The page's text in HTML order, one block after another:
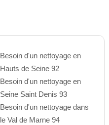
Besoin d'un nettoyage en
Hauts de Seine 92
Besoin d'un nettoyage en
Seine Saint Denis 93
Besoin d'un nettoyage dans
le Val de Marne 94